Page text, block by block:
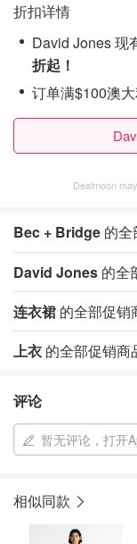
折扣详情
David Jones 现
折起！
订单满$100澳大
Dealmoon
Bec + Bridge 的全
David Jones 的全
连衣裙 的全部促销
上衣 的全部促销商
评论
暂无评论，打开
相似同款